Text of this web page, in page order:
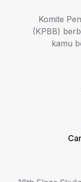
Komite
(KPBB)
kamu